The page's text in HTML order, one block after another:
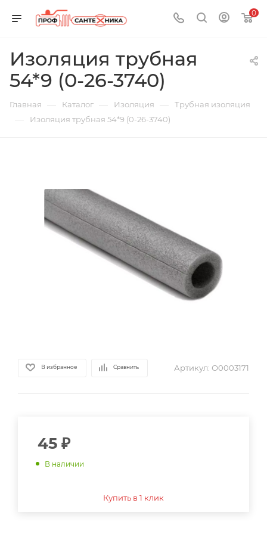
0
Изоляция трубная
54*9 (0-26-3740)
Главная — Каталог — Изоляция — Трубная изоляция
— Изоляция трубная 54*9 (0-26-3740)
В избранное Сравнить Артикул: О0003171
45 ₽
В наличии
Купить в 1 клик